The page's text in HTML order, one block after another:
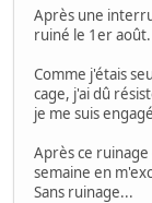
Après une
ruiné le 1er
Comme j'étais
cage, j'ai dû
je me suis
Après ce
semaine en
Sans ruinage...